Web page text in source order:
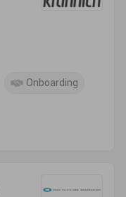
Onboarding